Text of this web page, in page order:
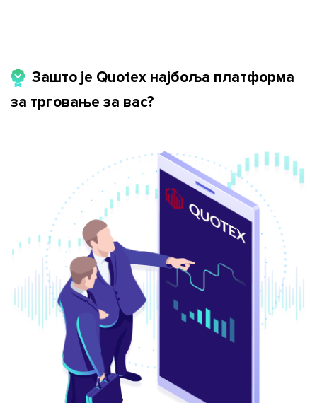
Зашто је Quotex најбоља платформа
за трговање за вас?